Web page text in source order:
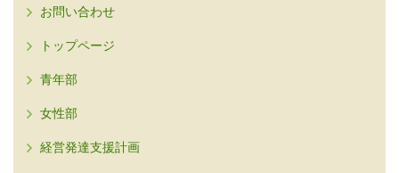
お問い合わせ
トップページ
青年部
女性部
経営発達支援計画